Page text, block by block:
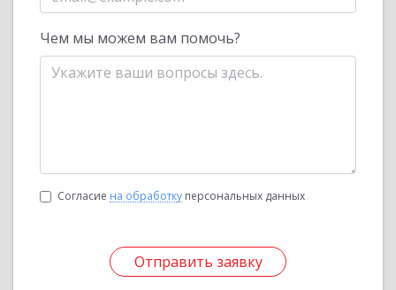
Чем мы можем вам помочь?
Согласие на обработку персональных данных
Отправить заявку